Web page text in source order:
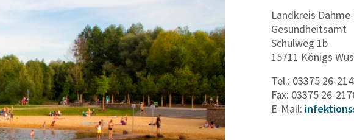
Landkreis
Gesundheitsamt
Schulweg 1b
15711 Königs
Tel.: 03375 26-
Fax: 03375 26-
E-Mail: